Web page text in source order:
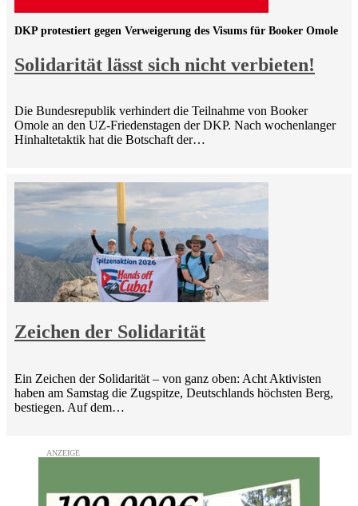
Solidarität lässt sich nicht verbieten!
DKP protestiert gegen Verweigerung des Visums für Booker Omole
Die Bundesrepublik verhindert die Teilnahme von Booker
Omole an den UZ-Friedenstagen der DKP. Nach wochenlanger
Hinhaltetaktik hat die Botschaft der…
Zeichen der Solidarität
Ein Zeichen der Solidarität – von ganz oben: Acht Aktivisten
haben am Samstag die Zugspitze, Deutschlands höchsten Berg,
bestiegen. Auf dem…